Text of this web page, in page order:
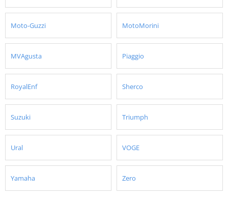
Moto-Guzzi MotoMorini
MVAgusta Piaggio
RoyalEnf Sherco
Suzuki Triumph
Ural VOGE
Yamaha Zero